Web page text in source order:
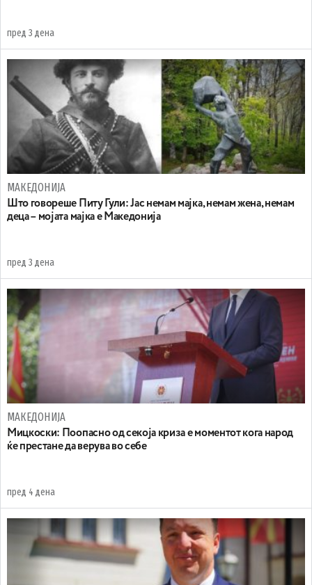
пред 3 дена
МАКЕДОНИЈА
Што говореше Питу Гули: Јас немам мајка, немам жена, немам
деца – мојата мајка е Македонија
пред 3 дена
МАКЕДОНИЈА
Мицкоски: Поопасно од секоја криза е моментот кога народ
ќе престане да верува во себе
пред 4 дена